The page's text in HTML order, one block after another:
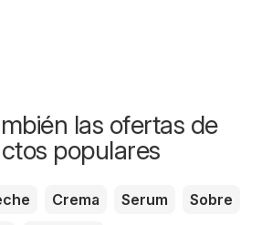
las ofertas de
populares
Crema Serum
Sobre